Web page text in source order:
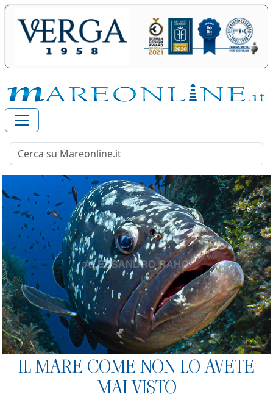
IL MARE COME NON LO AVETE
MAI VISTO